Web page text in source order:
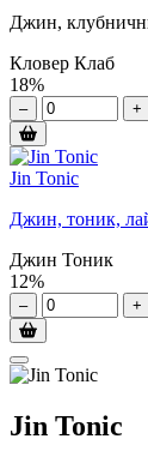
Джин,
Кловер Клаб
18%
– +
Jin Tonic
Джин, тоник,
Джин Тоник
12%
– +
Jin Tonic